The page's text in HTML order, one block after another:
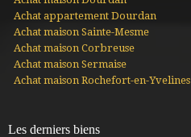
Achat appartement Dourdan
Achat maison Sainte-Mesme
Achat maison Corbreuse
Achat maison Sermaise
Achat maison Rochefort-en-Yvelines
Les derniers biens